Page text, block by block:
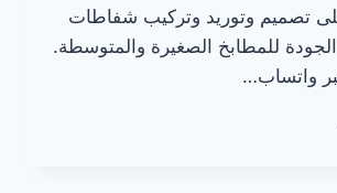
تصميم وتوريد وتركيب شفاطات
الجودة للمطابخ الصغيرة والمتوسطة.
واتساب…